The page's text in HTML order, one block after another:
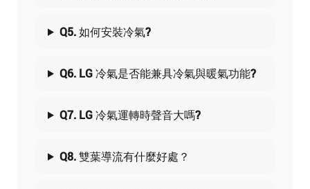
Q5. 如何安裝冷氣?
Q6. LG 冷氣是否能兼具冷氣與暖氣功能?
Q7. LG 冷氣運轉時聲音大嗎?
Q8. 雙葉導流有什麼好處？